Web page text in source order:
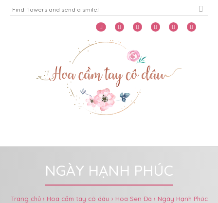
NGÀY HẠNH PHÚC
Trang chủ Hoa cầm tay cô dâu Hoa Sen Đá Ngày Hạnh Phúc